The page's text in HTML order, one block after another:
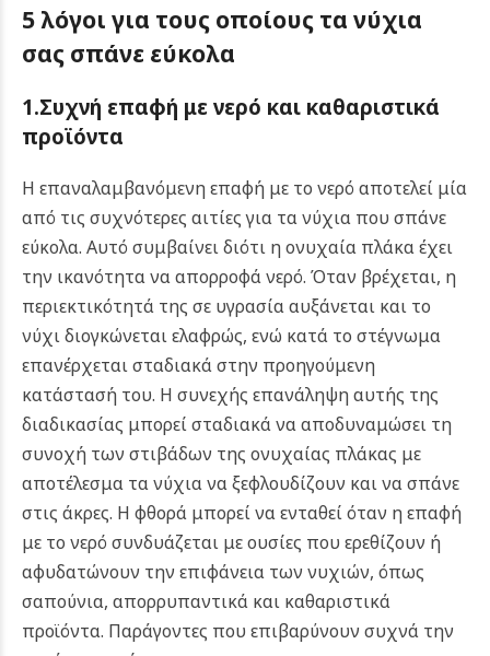
5 λόγοι για τους οποίους τα νύχια
σας σπάνε εύκολα
1.Συχνή επαφή με νερό και καθαριστικά
προϊόντα
Η επαναλαμβανόμενη επαφή με το νερό αποτελεί μία
από τις συχνότερες αιτίες για τα νύχια που σπάνε
εύκολα. Αυτό συμβαίνει διότι η ονυχαία πλάκα έχει
την ικανότητα να απορροφά νερό. Όταν βρέχεται, η
περιεκτικότητά της σε υγρασία αυξάνεται και το
νύχι διογκώνεται ελαφρώς, ενώ κατά το στέγνωμα
επανέρχεται σταδιακά στην προηγούμενη
κατάστασή του. Η συνεχής επανάληψη αυτής της
διαδικασίας μπορεί σταδιακά να αποδυναμώσει τη
συνοχή των στιβάδων της ονυχαίας πλάκας με
αποτέλεσμα τα νύχια να ξεφλουδίζουν και να σπάνε
στις άκρες. Η φθορά μπορεί να ενταθεί όταν η επαφή
με το νερό συνδυάζεται με ουσίες που ερεθίζουν ή
αφυδατώνουν την επιφάνεια των νυχιών, όπως
σαπούνια, απορρυπαντικά και καθαριστικά
προϊόντα. Παράγοντες που επιβαρύνουν συχνά την